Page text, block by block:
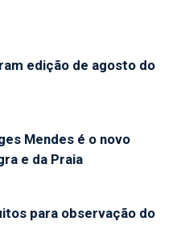
edição de agosto do
Mendes é o novo
e da Praia
para observação do